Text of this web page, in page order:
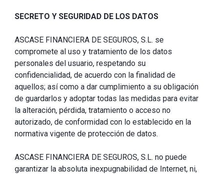
SECRETO Y SEGURIDAD DE LOS DATOS
ASCASE FINANCIERA DE SEGUROS, S.L. se
compromete al uso y tratamiento de los datos
personales del usuario, respetando su
confidencialidad, de acuerdo con la finalidad de
aquellos; así como a dar cumplimiento a su obligación
de guardarlos y adoptar todas las medidas para evitar
la alteración, pérdida, tratamiento o acceso no
autorizado, de conformidad con lo establecido en la
normativa vigente de protección de datos.
ASCASE FINANCIERA DE SEGUROS, S.L. no puede
garantizar la absoluta inexpugnabilidad de Internet, ni,